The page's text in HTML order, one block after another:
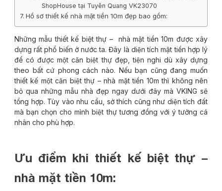
ShopHouse tại Tuyên Quang VK23070
Hồ sơ thiết kế nhà mặt tiền 10m đẹp bao gồm:
Những mẫu thiết kế biệt thự – nhà mặt tiền 10m được xây
dựng rất phổ biến ở nước ta. Đây là diện tích mặt tiền hợp lý
để có được một căn biệt thự đẹp, tiện nghi dù xây dựng
theo bất cứ phong cách nào. Nếu bạn cũng đang muốn
thiết kế một căn biệt thự – nhà mặt tiền 10m thì không nên
bỏ qua những mẫu nhà đẹp ngay dưới đây mà VKING sẽ
tổng hợp. Tùy vào nhu cầu, sở thích cũng như diện tích đất
mà bạn chọn cho mình biệt thự tương đồng với ý tưởng cá
nhân cho phù hợp.
Ưu điểm khi thiết kế biệt thự –
nhà mặt tiền 10m: